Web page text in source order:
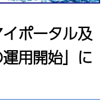
ポータル及
用開始」に